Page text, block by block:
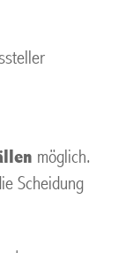
möglich.
Scheidung